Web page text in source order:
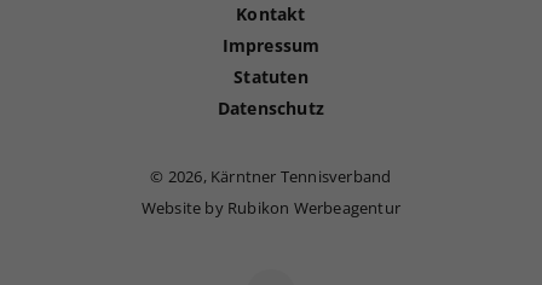
Kontakt
Impressum
Statuten
Datenschutz
© 2026, Kärntner Tennisverband
Website by Rubikon Werbeagentur